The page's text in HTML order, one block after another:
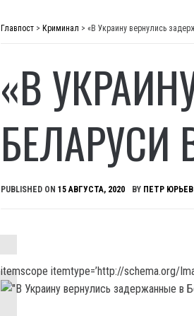
Главпост > Криминал > «В Украину вернулись
«В
PUBLISHED ON 15 АВГУСТА, 2020 BY ПЕТР ЮРЬЕВ
itemscope itemtype=’http://schema.org/